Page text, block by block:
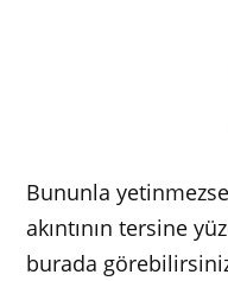
Bununla
akıntının tersine
burada